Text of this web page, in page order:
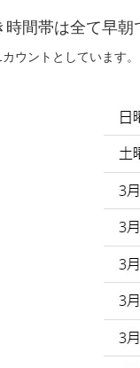
間帯は全て早朝
ウントとしています。